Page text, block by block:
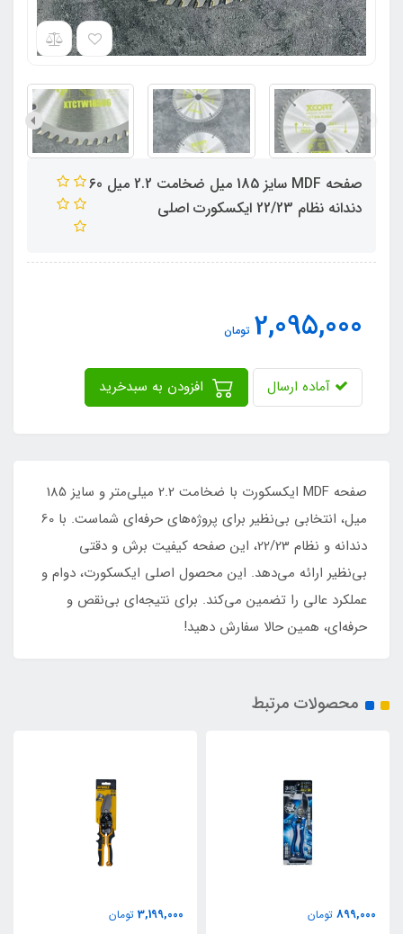
صفحه MDF سایز 185 میل ضخامت 2.2 میل 60
دندانه نظام 22/23 ایکسکورت اصلی
2,095,000 تومان
آماده ارسال
صفحه MDF ایکسکورت با ضخامت 2.2 میلی‌متر و سایز 185
میل، انتخابی بی‌نظیر برای پروژه‌های حرفه‌ای شماست. با 60
دندانه و نظام 22/23، این صفحه کیفیت برش و دقتی
بی‌نظیر ارائه می‌دهد. این محصول اصلی ایکسکورت، دوام و
عملکرد عالی را تضمین می‌کند. برای نتیجه‌ای بی‌نقص و
حرفه‌ای، همین حالا سفارش دهید!
محصولات مرتبط
899,000 تومان
3,199,000 تومان